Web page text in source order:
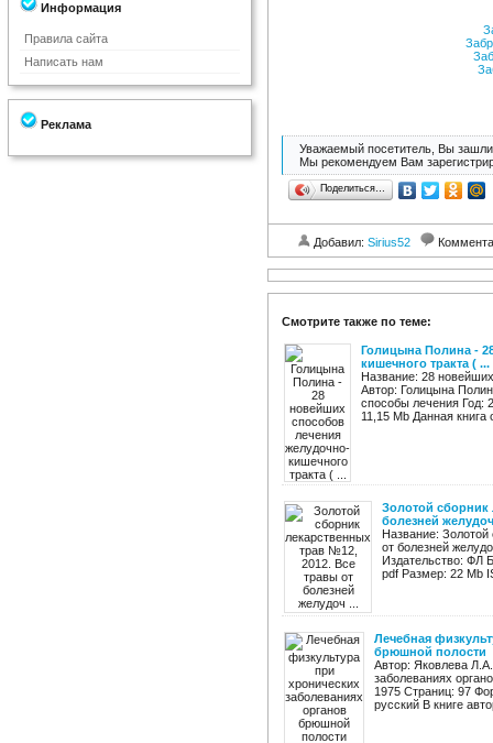
Информация
Правила сайта
Написать нам
Реклама
Уважаемый посетитель, Вы зашли
Мы рекомендуем Вам
Поделиться…
Добавил: Sirius52
Смотрите также по теме:
Голицына Полина -
кишечного тракта ( ...
Название: 28
Автор: Голицына
способы лечения Год:
11,15 Mb Данная
Золотой сборник
болезней
Название:
от болезней
Издательство: ФЛ
pdf Размер: 22 Mb
Лечебная
брюшной полости
Автор: Яковлева
заболеваниях
1975 Страниц: 97
русский В книге